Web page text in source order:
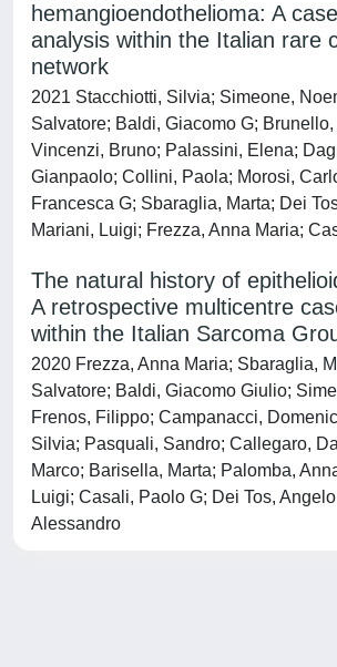
hemangioendothelioma: A
analysis within the Italian rare
network
2021 Stacchiotti, Silvia; Simeone,
Salvatore; Baldi, Giacomo G;
Vincenzi, Bruno; Palassini, Elena;
Gianpaolo; Collini, Paola; Morosi,
Francesca G; Sbaraglia, Marta; Dei
Mariani, Luigi; Frezza, Anna Maria;
The natural history of
A retrospective multicentre
within the Italian Sarcoma
2020 Frezza, Anna Maria; Sbaraglia,
Salvatore; Baldi, Giacomo Giulio;
Frenos, Filippo; Campanacci,
Silvia; Pasquali, Sandro; Callegaro,
Marco; Barisella, Marta; Palomba,
Luigi; Casali, Paolo G; Dei Tos,
Alessandro